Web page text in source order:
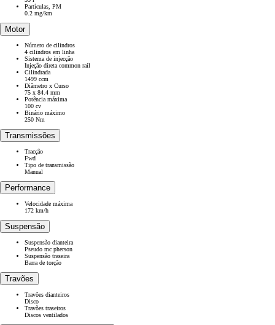
Partículas, PM
0.2 mg/km
Motor
Número de cilindros
4 cilindros em linha
Sistema de injecção
Injeção direta common rail
Cilindrada
1499 ccm
Diâmetro x Curso
75 x 84.4 mm
Potência máxima
100 cv
Binário máximo
250 Nm
Transmissões
Tracção
Fwd
Tipo de transmissão
Manual
Performance
Velocidade máxima
172 km/h
Suspensão
Suspensão dianteira
Pseudo mc pherson
Suspensão traseira
Barra de torção
Travões
Travões dianteiros
Disco
Travões traseiros
Discos ventilados